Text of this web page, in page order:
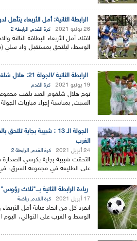
الرابطة الثانية: أمل الأربعاء
26 يونيو 2021 كرة القدم, الرابطة 2
افتك أمل الأربعاء البطاقة
الوسط، ليلتحق بمستقبل واد سلي
الرابطة الثانية /الجولة 21: هلال شلغوم العيد يتأهل لدورة اللقب وأمل الأربعاء في أحسن رواق
19 يونيو 2021 كرة القدم
السبت, بمناسبة إجراء مباريات الجولة 21 لبطولة الرابطة الثانية...
الجولة الـ 13 : شبيبة
الغرب
24 أبريل 2021 كرة القدم, الرابطة 2
التحقت شبيبة بجاية بكرسي الصدارة
على الطليعة في مجموعة الشرق،
ريادة الرابطة الثانية بـــ"ثلاث
17 أبريل 2021 كرة القدم, رياضة
انفرد كل من اتحاد عنابة أمل
الوسط و الغرب على التوالي،